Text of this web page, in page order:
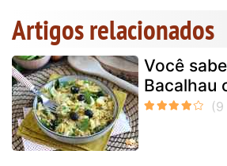
Artigos relacionados
Você
Bacalhau